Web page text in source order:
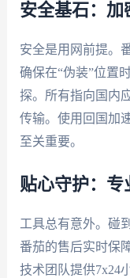
安全基石：加
安全是用网前提。
确保在“伪装”位置
探。所有指向国内
传输。使用回国加
至关重要。
贴心守护：专
工具总有意外。碰
番茄的售后实时保
技术团队提供7x24